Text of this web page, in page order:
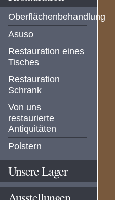
Oberflächenbehandlung
Asuso
Restauration eines
Tisches
Restauration
Schrank
Von uns
restaurierte
Antiquitäten
Polstern
Unsere Lager